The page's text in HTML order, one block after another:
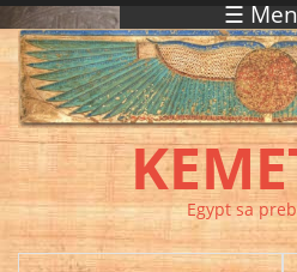
Skočiť na hlavný obsah ☰
Egypt sa